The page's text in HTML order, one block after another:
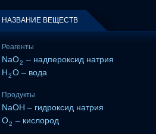
НАЗВАНИЕ ВЕЩЕСТВ
Реагенты
NaO2 – надпероксид натрия
H2O – вода
Продукты
NaOH – гидроксид натрия
O2 – кислород